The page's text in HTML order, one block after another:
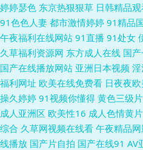
创国产 久91va久久 91av网址导航大
品天堂福利区 91精品在线视频观看视
航 97视频影院 精品国内 色Yellow网
视频黄色 91超碰色情 福利微拍导航 欧
女同日本韩欧 69男人天堂 92福利天
婷婷瑟色 东京热狠狠草 日韩精品
91色色人妻 都市激情婷婷 91精品
午夜福利在线网站 91直播 91处女
久草福利资源网 东方成人在线 国
国产在线播放网站 亚洲日本视频
福利网址 欧美在线免费看 日夜夜欧
操久婷婷 91视频你懂得 黄色三级
成人亚洲区 欧美性16 成人色情黄
综合 久草网视频在线看 午夜精品
线播放 国产片自拍 国产在线91 AV